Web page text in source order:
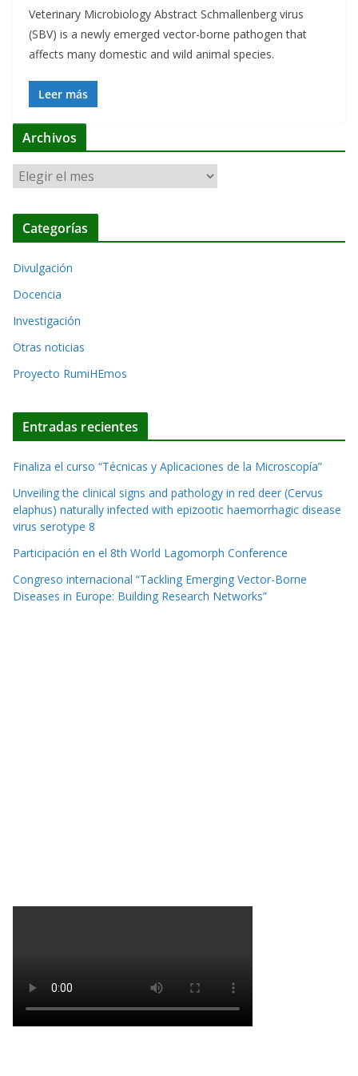
Veterinary Microbiology Abstract Schmallenberg virus
(SBV) is a newly emerged vector-borne pathogen that
affects many domestic and wild animal species.
Leer más
Archivos
r
c
v
o
s
Categorías
Divulgación
Docencia
Investigación
Otras noticias
Proyecto RumiHEmos
Entradas recientes
Finaliza el curso “Técnicas y Aplicaciones de la Microscopía”
Unveiling the clinical signs and pathology in red deer (Cervus
elaphus) naturally infected with epizootic haemorrhagic disease
virus serotype 8
Participación en el 8th World Lagomorph Conference
Congreso internacional “Tackling Emerging Vector-Borne
Diseases in Europe: Building Research Networks”